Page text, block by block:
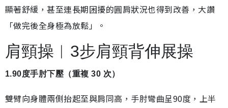
顯著舒緩，甚至連長期困擾的圓肩狀況也得到改善，大讚
「做完後全身極為放鬆」。
肩頸操︱3步肩頸背伸展操
1.90度手肘下壓（重複 30 次）
雙臂向身體兩側抬起至與肩同高，手肘彎曲呈90度，上半